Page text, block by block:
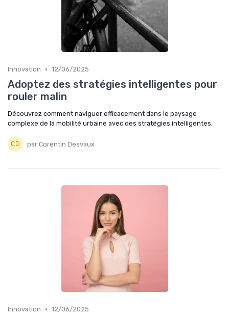
Innovation • 12/06/2025
Adoptez des stratégies intelligentes pour
rouler malin
Découvrez comment naviguer efficacement dans le paysage
complexe de la mobilité urbaine avec des stratégies intelligentes.
par Corentin Desvaux
Innovation • 12/06/2025